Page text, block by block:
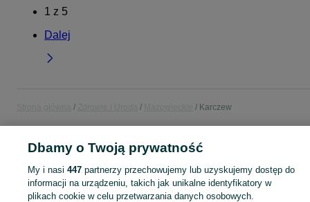
1 z 5
Dalej
Karczew
ZDROWIE I URODA
KATEGORIA
Dbamy o Twoją prywatność
My i nasi 447partnerzy przechowujemy lub uzyskujemy dostęp do
informacji na urządzeniu, takich jak unikalne identyfikatory w
plikach cookie w celu przetwarzania danych osobowych.